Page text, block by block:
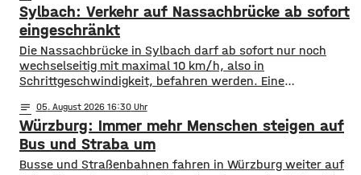
Sylbach: Verkehr auf Nassachbrücke ab sofort
eingeschränkt
Die Nassachbrücke in Sylbach darf ab sofort nur noch
wechselseitig mit maximal 10 km/h, also in
Schrittgeschwindigkeit, befahren werden. Eine
Landratsamt am Mittwochnachmittag veröffentlicht.
Hintergrund ist das der Schwerlastverkehr aufgrund der
kurzfristigen Sperrung der Nassachbrücke in Haßfurt
deutlich zugenommen hat. Durch die Begrenzung der
notes 05. August 2026 16:30
Würzburg: Immer mehr Menschen steigen auf
Bus und Straba um
​​Busse und Straßenbahnen fahren in Würzburg weiter auf